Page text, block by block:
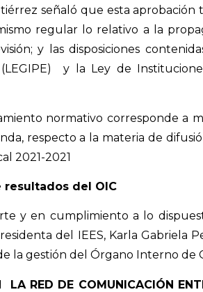
señaló que esta
regular lo relativo a la
y las disposiciones
y la Ley de
normativo corresponde a
respecto a la materia de
2021-2021
resultados del OIC
y en cumplimiento a lo
del IEES, Karla Gabriela
la gestión del Órgano Interno de
LA RED DE COMUNICACIÓN